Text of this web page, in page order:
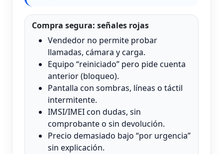
Compra segura: señales rojas
Vendedor no permite probar
llamadas, cámara y carga.
Equipo “reiniciado” pero pide cuenta
anterior (bloqueo).
Pantalla con sombras, líneas o táctil
intermitente.
IMSI/IMEI con dudas, sin
comprobante o sin devolución.
Precio demasiado bajo “por urgencia”
sin explicación.